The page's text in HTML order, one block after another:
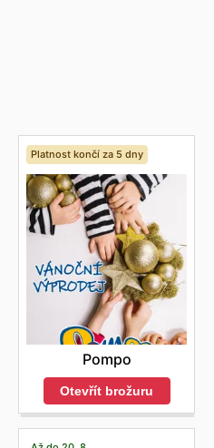
Platnost končí za 5 dny
Pompo
Otevřít brožuru